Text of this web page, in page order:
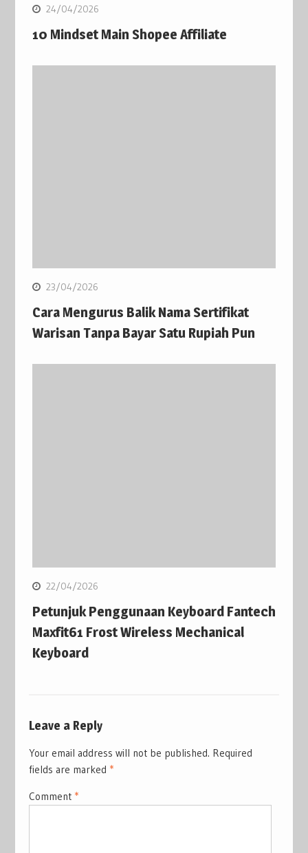
24/04/2026
10 Mindset Main Shopee Affiliate
23/04/2026
Cara Mengurus Balik Nama Sertifikat
Warisan Tanpa Bayar Satu Rupiah Pun
22/04/2026
Petunjuk Penggunaan Keyboard Fantech
Maxfit61 Frost Wireless Mechanical
Keyboard
Leave a Reply
Your email address will not be published. Required
fields are marked *
Comment *